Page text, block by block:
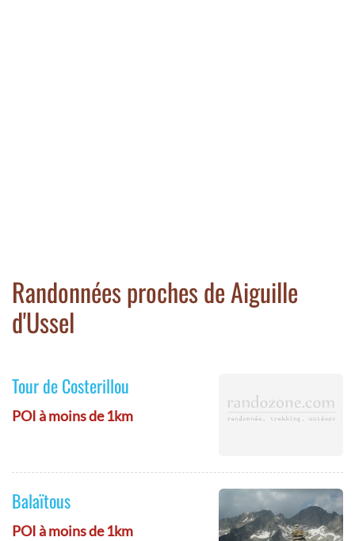
Randonnées proches de Aiguille
d'Ussel
Tour de Costerillou
POI à moins de 1km
Balaïtous
POI à moins de 1km